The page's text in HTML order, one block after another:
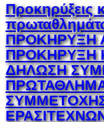
Προκηρύξεις
ΠΡΟΚΗΡΥΞΗ
ΠΡΟΚΗΡΥΞΗ
ΔΗΛΩΣΗ